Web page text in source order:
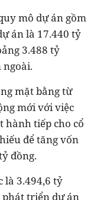
mô dự án gồm
án là 17.440 tỷ
3.488 tỷ
ngoài.
mặt bằng từ
mới với việc
hành tiếp cho cổ
để tăng vốn
đồng.
là 3.494,6 tỷ
phát triển dự án